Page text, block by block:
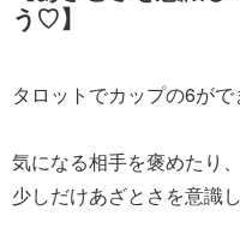
う♡】
タロットでカップの6がで
気になる相手を褒めたり
少しだけあざとさを意識